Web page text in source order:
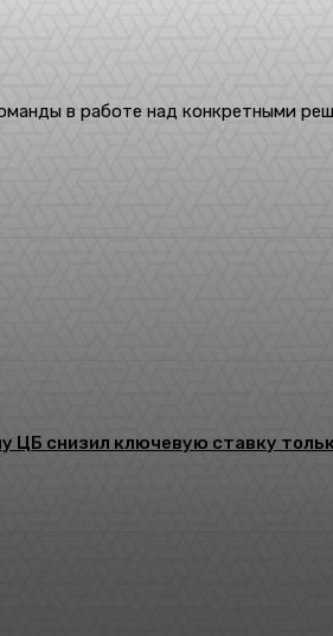
в работе над конкретными
ЦБ снизил ключевую ставку